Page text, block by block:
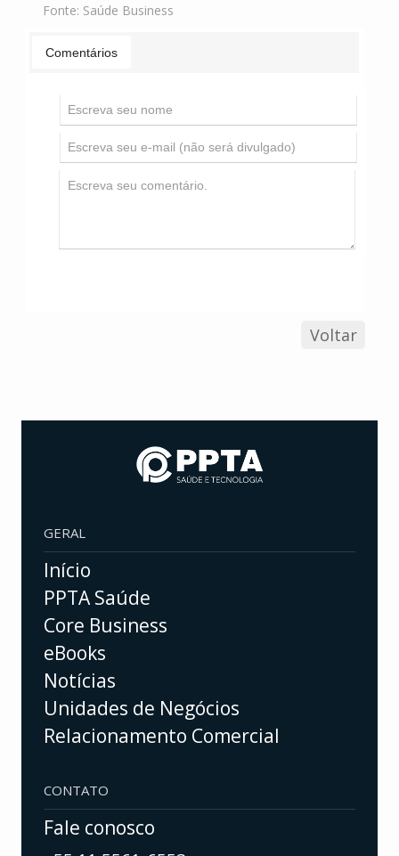
Fonte: Saúde Business
Comentários
Voltar
GERAL
Início
PPTA Saúde
Core Business
eBooks
Notícias
Unidades de Negócios
Relacionamento Comercial
CONTATO
Fale conosco